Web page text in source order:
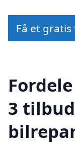
Få et
3